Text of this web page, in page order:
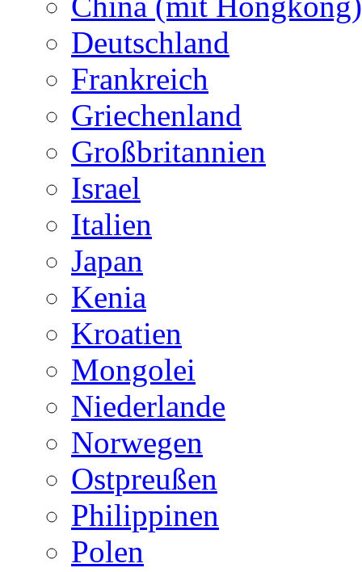
Deutschland
Frankreich
Griechenland
Großbritannien
Israel
Italien
Japan
Kenia
Kroatien
Mongolei
Niederlande
Norwegen
Ostpreußen
Philippinen
Polen